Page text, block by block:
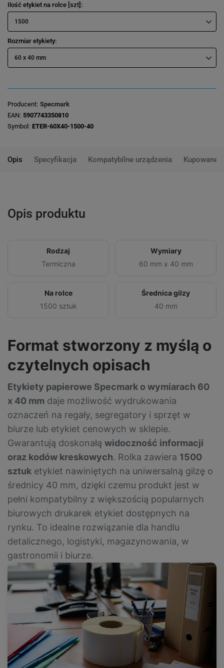
Ilość etykiet na rolce [szt]
1500
Rozmiar etykiety
60 x 40 mm
Producent Specmark
EAN 5907743350810
Symbol ETER-60X40-1500-40
Opis Specyfikacja Kompatybilne urządzenia Kupowane
Opis produktu
Rodzaj
Termiczna
Wymiary
60 mm x 40 mm
Na rolce
1500 sztuk
Średnica gilzy
40 mm
Format stworzony z myślą o
czytelnych opisach
Etykiety papierowe Specmark o wymiarach 60
x 40 mm daje możliwość wydrukowania
oznaczeń na regały, segregatory i sprzęt w
biurze lub etykiet cenowych w sklepie.
Gwarantują doskonałą widoczność informacji
oraz kodów kreskowych. Rolka zawiera 1500
sztuk etykiet nawiniętych na uniwersalną gilzę o
średnicy 40 mm, dzięki czemu produkt jest w
pełni kompatybilny z większością popularnych
biurowych drukarek etykiet dostępnych na
rynku. To idealne rozwiązanie dla handlu
detalicznego, logistyki, magazynowania, w
gastronomii i biurze.